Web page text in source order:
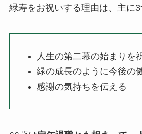
緑寿をお祝いする理由は、主に3
人生の第二幕の始まりを
緑の成長のように今後の
感謝の気持ちを伝える